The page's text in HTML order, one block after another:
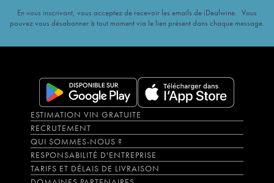
En vous inscrivant, vous acceptez de recevoir les emails de iDealwine. Vous
pouvez vous désabonner à tout moment via le lien présent dans chaque message.
ESTIMATION VIN GRATUITE
RECRUTEMENT
QUI SOMMES-NOUS ?
RESPONSABILITÉ D'ENTREPRISE
TARIFS ET DÉLAIS DE LIVRAISON